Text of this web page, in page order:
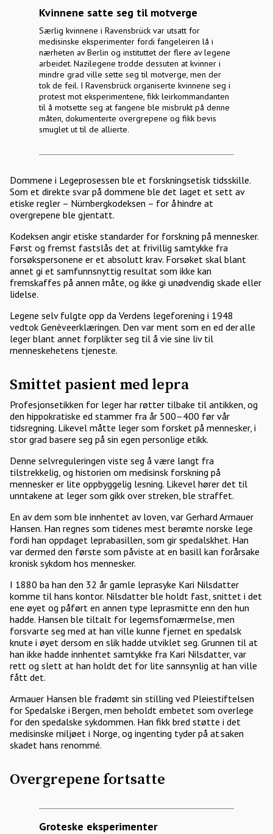
Kvinnene satte seg til motverge
Særlig kvinnene i Ravensbrück var utsatt for
medisinske eksperimenter fordi fangeleiren lå i
nærheten av Berlin og instituttet der flere av legene
arbeidet. Nazilegene trodde dessuten at kvinner i
mindre grad ville sette seg til motverge, men der
tok de feil. I Ravensbrück organiserte kvinnene seg i
protest mot eksperimentene, fikk leirkommandanten
til å motsette seg at fangene ble misbrukt på denne
måten, dokumenterte overgrepene og fikk bevis
smuglet ut til de allierte.
Dommene i Legeprosessen ble et forskningsetisk tidsskille.
Som et direkte svar på dommene ble det laget et sett av
etiske regler – Nürnbergkodeksen – for å hindre at
overgrepene ble gjentatt.
Kodeksen angir etiske standarder for forskning på mennesker.
Først og fremst fastslås det at frivillig samtykke fra
forsøkspersonene er et absolutt krav. Forsøket skal blant
annet gi et samfunnsnyttig resultat som ikke kan
fremskaffes på annen måte, og ikke gi unødvendig skade eller
lidelse.
Legene selv fulgte opp da Verdens legeforening i 1948
vedtok Genèveerklæringen. Den var ment som en ed der alle
leger blant annet forplikter seg til å vie sine liv til
menneskehetens tjeneste.
Smittet pasient med lepra
Profesjonsetikken for leger har røtter tilbake til antikken, og
den hippokratiske ed stammer fra år 500–400 før vår
tidsregning. Likevel måtte leger som forsket på mennesker, i
stor grad basere seg på sin egen personlige etikk.
Denne selvreguleringen viste seg å være langt fra
tilstrekkelig, og historien om medisinsk forskning på
mennesker er lite oppbyggelig lesning. Likevel hører det til
unntakene at leger som gikk over streken, ble straffet.
En av dem som ble innhentet av loven, var Gerhard Armauer
Hansen. Han regnes som tidenes mest berømte norske lege
fordi han oppdaget leprabasillen, som gir spedalskhet. Han
var dermed den første som påviste at en basill kan forårsake
kronisk sykdom hos mennesker.
I 1880 ba han den 32 år gamle leprasyke Kari Nilsdatter
komme til hans kontor. Nilsdatter ble holdt fast, snittet i det
ene øyet og påført en annen type leprasmitte enn den hun
hadde. Hansen ble tiltalt for legemsfornærmelse, men
forsvarte seg med at han ville kunne fjernet en spedalsk
knute i øyet dersom en slik hadde utviklet seg. Grunnen til at
han ikke hadde innhentet samtykke fra Kari Nilsdatter, var
rett og slett at han holdt det for lite sannsynlig at han ville
fått det.
Armauer Hansen ble fradømt sin stilling ved Pleiestiftelsen
for Spedalske i Bergen, men beholdt embetet som overlege
for den spedalske sykdommen. Han fikk bred støtte i det
medisinske miljøet i Norge, og ingenting tyder på at saken
skadet hans renommé.
Overgrepene fortsatte
Groteske eksperimenter